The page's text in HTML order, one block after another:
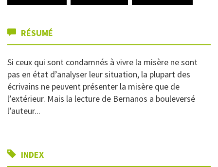
RÉSUMÉ
Si ceux qui sont condamnés à vivre la misère ne sont
pas en état d’analyser leur situation, la plupart des
écrivains ne peuvent présenter la misère que de
l’extérieur. Mais la lecture de Bernanos a bouleversé
l’auteur...
INDEX